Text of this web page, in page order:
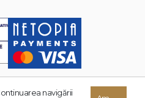
navigării